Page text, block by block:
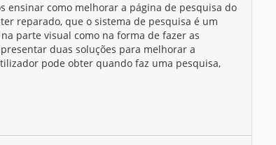
ensinar como melhorar a página de pesquisa do
ter reparado, que o sistema de pesquisa é um
parte visual como na forma de fazer as
duas soluções para melhorar a
pode obter quando faz uma pesquisa,